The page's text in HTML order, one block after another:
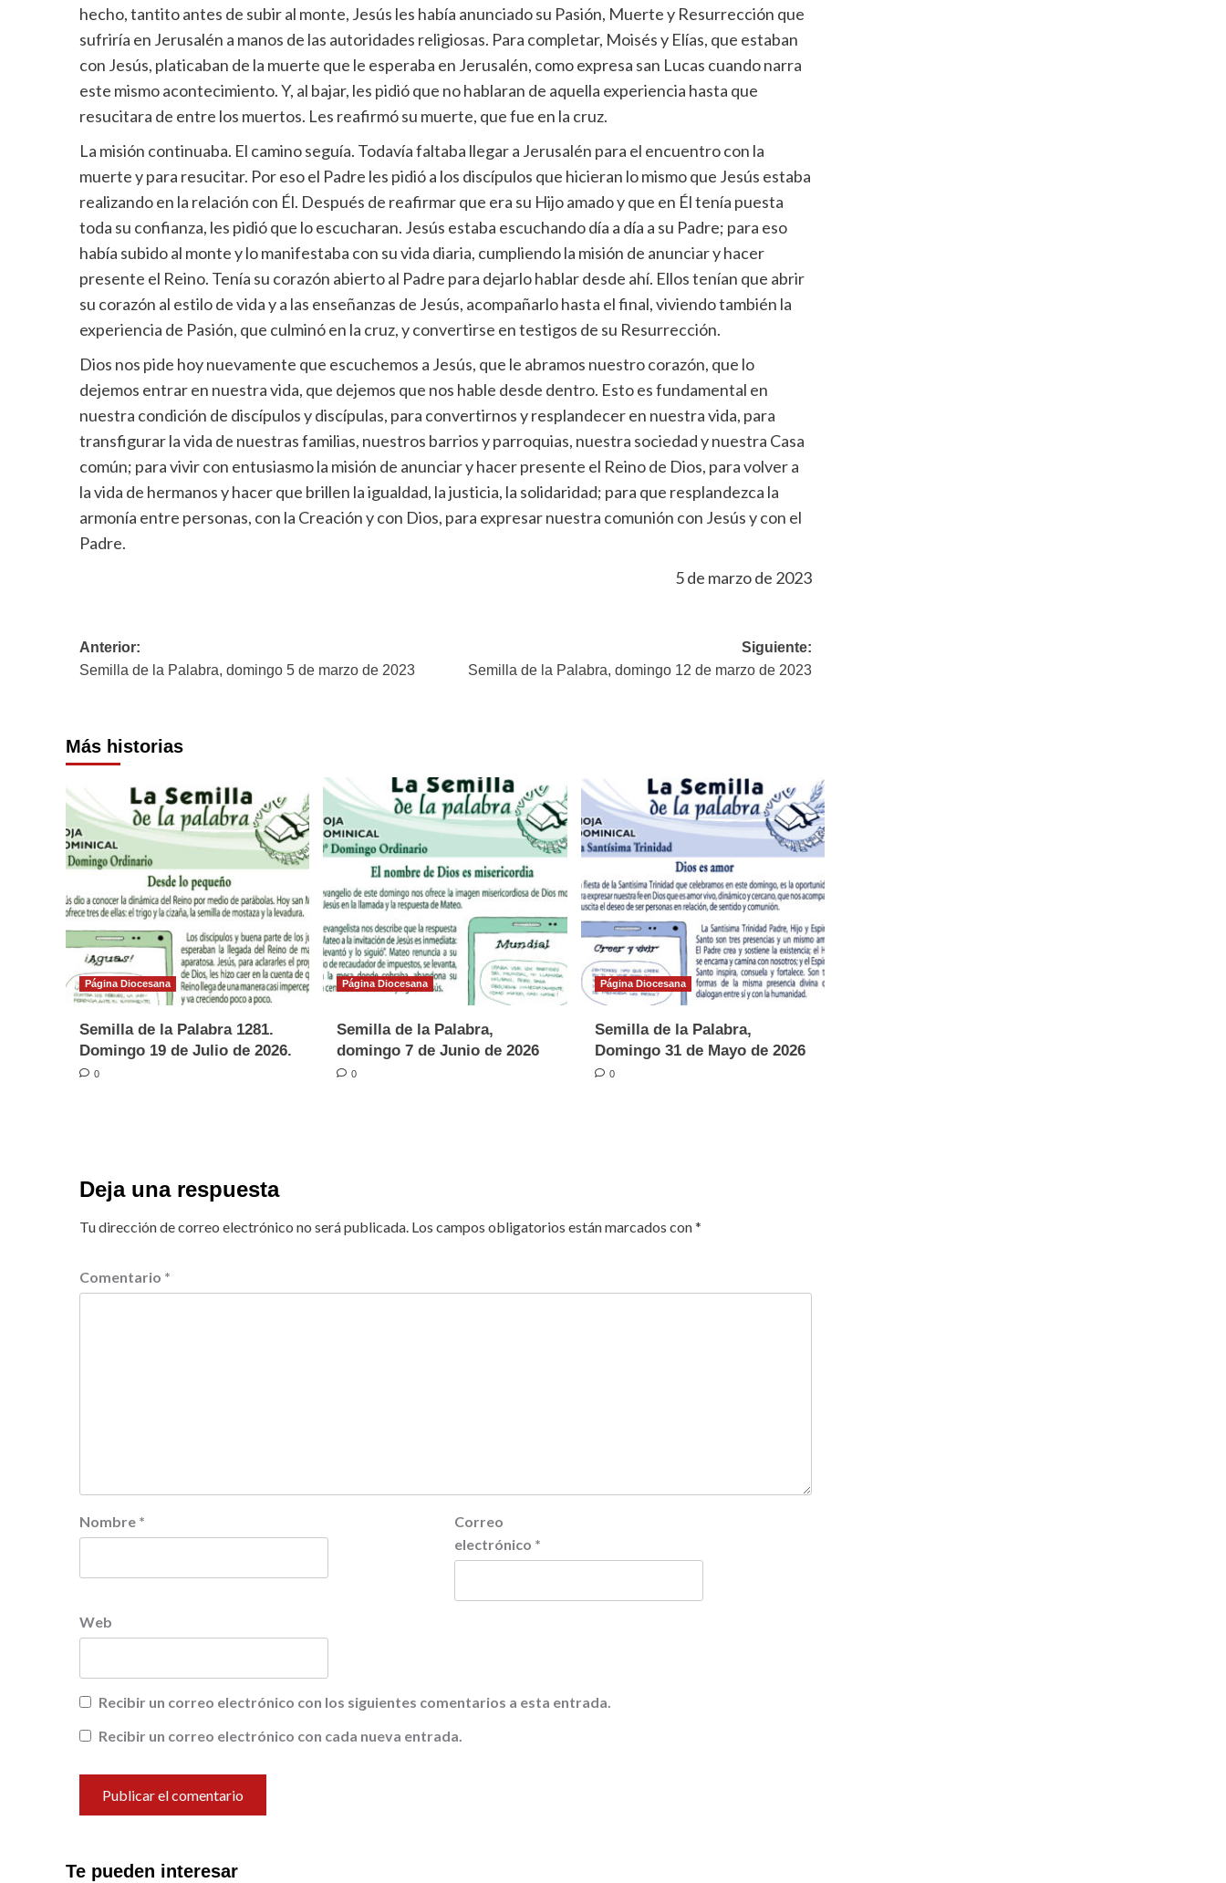
hecho, tantito antes de subir al monte, Jesús les había anunciado su Pasión, Muerte y Resurrección que
sufriría en Jerusalén a manos de las autoridades religiosas. Para completar, Moisés y Elías, que estaban
con Jesús, platicaban de la muerte que le esperaba en Jerusalén, como expresa san Lucas cuando narra
este mismo acontecimiento. Y, al bajar, les pidió que no hablaran de aquella experiencia hasta que
resucitara de entre los muertos. Les reafirmó su muerte, que fue en la cruz.
La misión continuaba. El camino seguía. Todavía faltaba llegar a Jerusalén para el encuentro con la
muerte y para resucitar. Por eso el Padre les pidió a los discípulos que hicieran lo mismo que Jesús estaba
realizando en la relación con Él. Después de reafirmar que era su Hijo amado y que en Él tenía puesta
toda su confianza, les pidió que lo escucharan. Jesús estaba escuchando día a día a su Padre; para eso
había subido al monte y lo manifestaba con su vida diaria, cumpliendo la misión de anunciar y hacer
presente el Reino. Tenía su corazón abierto al Padre para dejarlo hablar desde ahí. Ellos tenían que abrir
su corazón al estilo de vida y a las enseñanzas de Jesús, acompañarlo hasta el final, viviendo también la
experiencia de Pasión, que culminó en la cruz, y convertirse en testigos de su Resurrección.
Dios nos pide hoy nuevamente que escuchemos a Jesús, que le abramos nuestro corazón, que lo
dejemos entrar en nuestra vida, que dejemos que nos hable desde dentro. Esto es fundamental en
nuestra condición de discípulos y discípulas, para convertirnos y resplandecer en nuestra vida, para
transfigurar la vida de nuestras familias, nuestros barrios y parroquias, nuestra sociedad y nuestra Casa
común; para vivir con entusiasmo la misión de anunciar y hacer presente el Reino de Dios, para volver a
la vida de hermanos y hacer que brillen la igualdad, la justicia, la solidaridad; para que resplandezca la
armonía entre personas, con la Creación y con Dios, para expresar nuestra comunión con Jesús y con el
Padre.
5 de marzo de 2023
Navegación
de
Anterior:
Semilla de la Palabra, domingo 5 de marzo de 2023
Siguiente:
Semilla de la Palabra, domingo 12 de marzo de 2023
Más historias
Página Diocesana
Semilla de la Palabra 1281.
Domingo 19 de Julio de 2026.
0
Página Diocesana
Semilla de la Palabra,
domingo 7 de Junio de 2026
0
Página Diocesana
Semilla de la Palabra,
Domingo 31 de Mayo de 2026
0
Deja una respuesta
Tu dirección de correo electrónico no será publicada. Los campos obligatorios están marcados con*
Comentario *
Nombre *
Correo
electrónico *
Web
Recibir un correo electrónico con los siguientes comentarios a esta entrada.
Recibir un correo electrónico con cada nueva entrada.
Te pueden interesar